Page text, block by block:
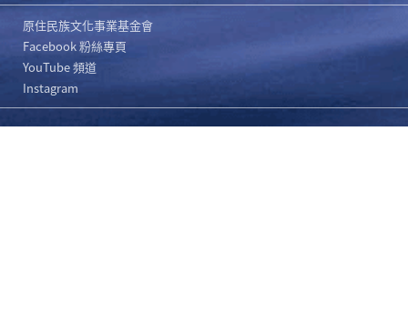
原住民族文化事業基金會
Facebook 粉絲專頁
YouTube 頻道
Instagram